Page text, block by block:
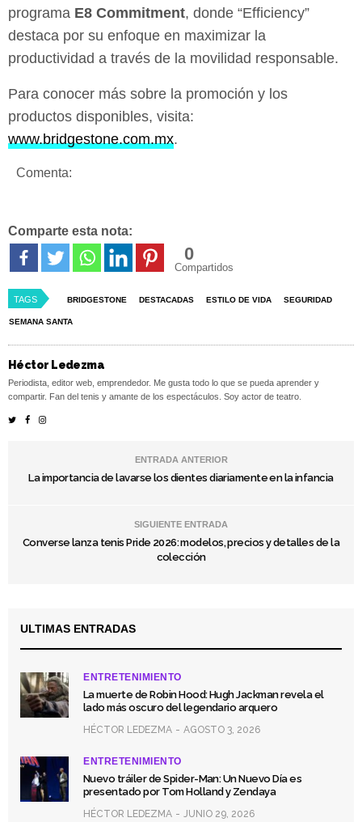
programa E8 Commitment, donde “Efficiency”
destaca por su enfoque en maximizar la
productividad a través de la movilidad responsable.
Para conocer más sobre la promoción y los
productos disponibles, visita:
www.bridgestone.com.mx.
Comenta:
Comparte esta nota:
0
Compartidos
TAGS BRIDGESTONE DESTACADAS ESTILO DE VIDA SEGURIDAD
SEMANA SANTA
Héctor Ledezma
Periodista, editor web, emprendedor. Me gusta todo lo que se pueda aprender y
compartir. Fan del tenis y amante de los espectáculos. Soy actor de teatro.
ENTRADA ANTERIOR
La importancia de lavarse los dientes diariamente en la infancia
SIGUIENTE ENTRADA
Converse lanza tenis Pride 2026: modelos, precios y detalles de la
colección
ULTIMAS ENTRADAS
ENTRETENIMIENTO
La muerte de Robin Hood: Hugh Jackman revela el
lado más oscuro del legendario arquero
HÉCTOR LEDEZMA AGOSTO 3, 2026
ENTRETENIMIENTO
Nuevo tráiler de Spider-Man: Un Nuevo Día es
presentado por Tom Holland y Zendaya
HÉCTOR LEDEZMA JUNIO 29, 2026